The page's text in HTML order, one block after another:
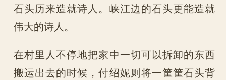
石头历来造就诗人。峡江边的石头更能造就
伟大的诗人。
在村里人不停地把家中一切可以拆卸的东西
搬运出去的时候，付绍妮则将一筐筐石头背